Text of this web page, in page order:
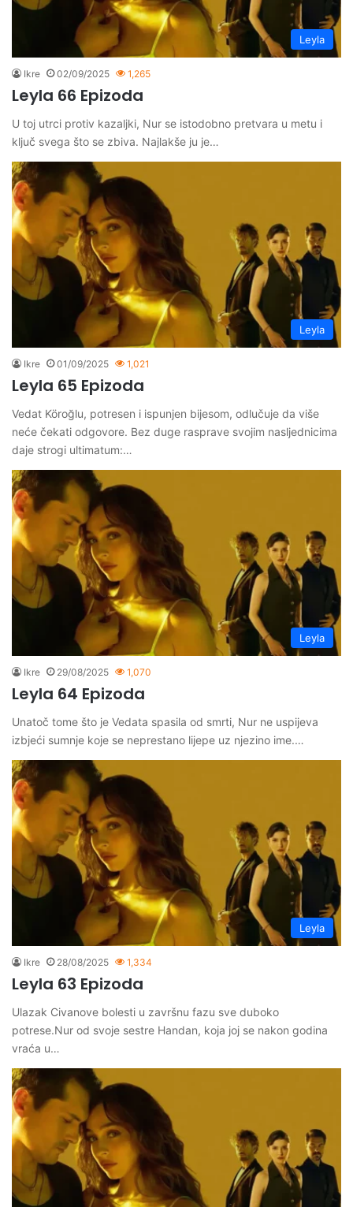
Leyla
Ikre 02/09/2025 1,265
Leyla 66 Epizoda
U toj utrci protiv kazaljki, Nur se istodobno pretvara u metu i
ključ svega što se zbiva. Najlakše ju je…
Leyla
Ikre 01/09/2025 1,021
Leyla 65 Epizoda
Vedat Köroğlu, potresen i ispunjen bijesom, odlučuje da više
neće čekati odgovore. Bez duge rasprave svojim nasljednicima
daje strogi ultimatum:…
Leyla
Ikre 29/08/2025 1,070
Leyla 64 Epizoda
Unatoč tome što je Vedata spasila od smrti, Nur ne uspijeva
izbjeći sumnje koje se neprestano lijepe uz njezino ime.…
Leyla
Ikre 28/08/2025 1,334
Leyla 63 Epizoda
Ulazak Civanove bolesti u završnu fazu sve duboko
potrese.Nur od svoje sestre Handan, koja joj se nakon godina
vraća u…